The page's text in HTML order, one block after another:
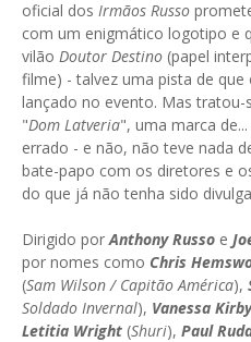
oficial dos Irmãos Russo
com um enigmático logotipo e
vilão Doutor Destino (papel
filme) - talvez uma pista de
lançado no evento. Mas
"Dom Latveria", uma marca
errado - e não, não teve nada
bate-papo com os diretores e
do que já não tenha sido
Dirigido porAnthony Russo e
por nomes como Chris
(Sam Wilson / Capitão América),
Soldado Invernal), Vanessa Kirby
Letitia Wright (Shuri), Paul